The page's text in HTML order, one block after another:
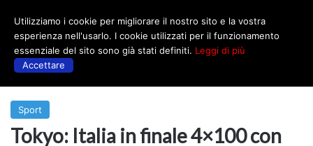
Sport
Tokyo: Italia in finale 4×100 con
Utilizziamo i cookie per migliorare il nostro sito e la vostra
esperienza nell'usarlo. I cookie utilizzati per il funzionamento
essenziale del sito sono già stati definiti. Leggi di più
Accettare